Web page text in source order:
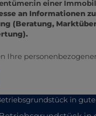
einer
an Informationen
(Beratung,
Ihre